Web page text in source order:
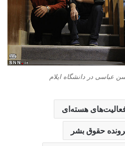
عباسی در دانشگاه ایلام
هسته‌ای
حقوق بشر